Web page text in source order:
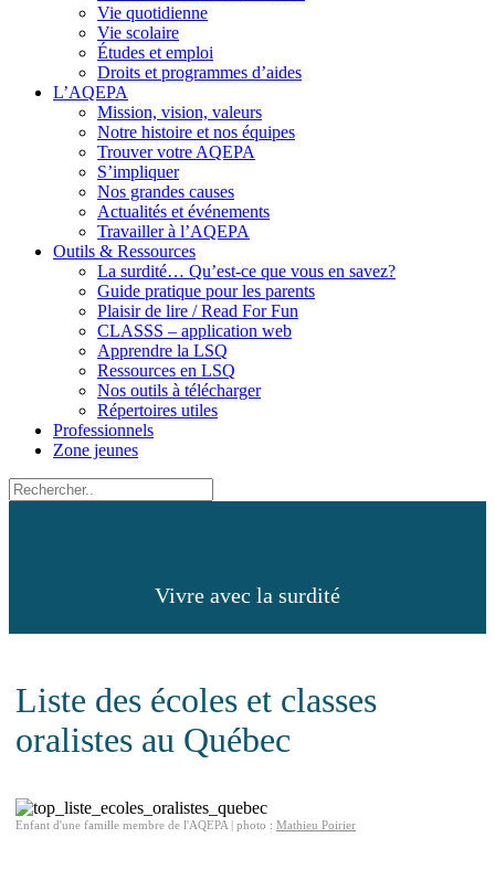
Vie quotidienne
Vie scolaire
Études et emploi
Droits et programmes d’aides
L’AQEPA
Mission, vision, valeurs
Notre histoire et nos équipes
Trouver votre AQEPA
S’impliquer
Nos grandes causes
Actualités et événements
Travailler à l’AQEPA
Outils & Ressources
La surdité… Qu’est-ce que vous en savez?
Guide pratique pour les parents
Plaisir de lire / Read For Fun
CLASSS – application web
Apprendre la LSQ
Ressources en LSQ
Nos outils à télécharger
Répertoires utiles
Professionnels
Zone jeunes
Vivre avec la surdité
Liste des écoles et classes
oralistes au Québec
Enfant d'une famille membre de l'AQEPA | photo : Mathieu Poirier